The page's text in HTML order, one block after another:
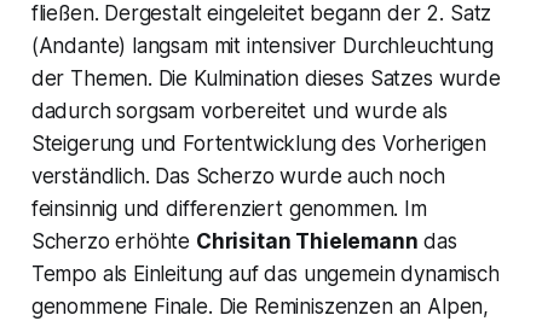
fließen. Dergestalt eingeleitet begann der 2. Satz
(Andante) langsam mit intensiver Durchleuchtung
der Themen. Die Kulmination dieses Satzes wurde
dadurch sorgsam vorbereitet und wurde als
Steigerung und Fortentwicklung des Vorherigen
verständlich. Das Scherzo wurde auch noch
feinsinnig und differenziert genommen. Im
Scherzo erhöhte Chrisitan Thielemann das
Tempo als Einleitung auf das ungemein dynamisch
genommene Finale. Die Reminiszenzen an Alpen,